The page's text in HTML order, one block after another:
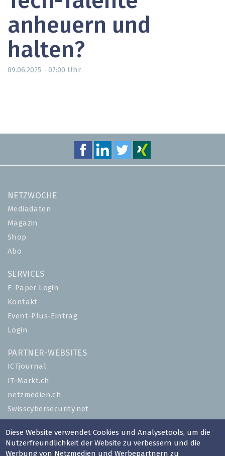
anheuern und
halten?
09.06.2025 - 07:00 Uhr
NETZWOCHE
Mediadaten
Magazin
Shop
Abo
SERVICES
E-Paper Login
Kontakt
Event-Plus-Eintrag
Login
PARTNER-WEBSITES
ICTjournal
IT-Markt.ch
netzmedien.ch
Swisscybersecurity.net
© NETZMEDIEN AG 2026
Impressum
Diese Website verwendet Cookies und Analysetools, um die
Nutzerfreundlichkeit der Website zu verbessern und die
Werbung von Netzmedien und Werbepartnern zu